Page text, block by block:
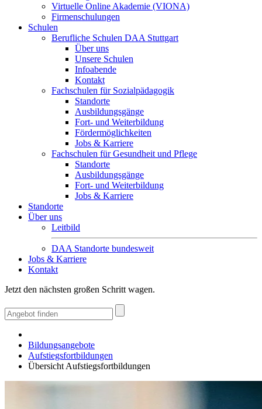
Virtuelle Online Akademie (VIONA)
Firmenschulungen
Schulen
Berufliche Schulen DAA Stuttgart
Über uns
Unsere Schulen
Infoabende
Kontakt
Fachschulen für Sozialpädagogik
Standorte
Ausbildungsgänge
Fort- und Weiterbildung
Fördermöglichkeiten
Jobs & Karriere
Fachschulen für Gesundheit und Pflege
Standorte
Ausbildungsgänge
Fort- und Weiterbildung
Jobs & Karriere
Standorte
Über uns
Leitbild
DAA Standorte bundesweit
Jobs & Karriere
Kontakt
Jetzt den nächsten großen Schritt wagen.
Bildungsangebote
Aufstiegsfortbildungen
Übersicht Aufstiegsfortbildungen